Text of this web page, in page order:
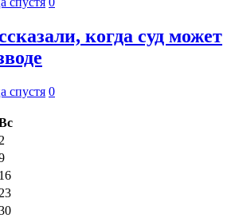
когда суд может
спустя 0
2
16
23